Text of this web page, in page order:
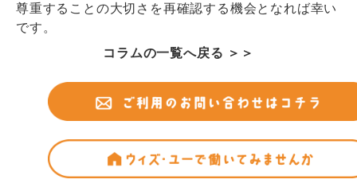
尊重することの大切さを再確認する機会となれば幸い
です。
コラムの一覧へ戻る ＞＞